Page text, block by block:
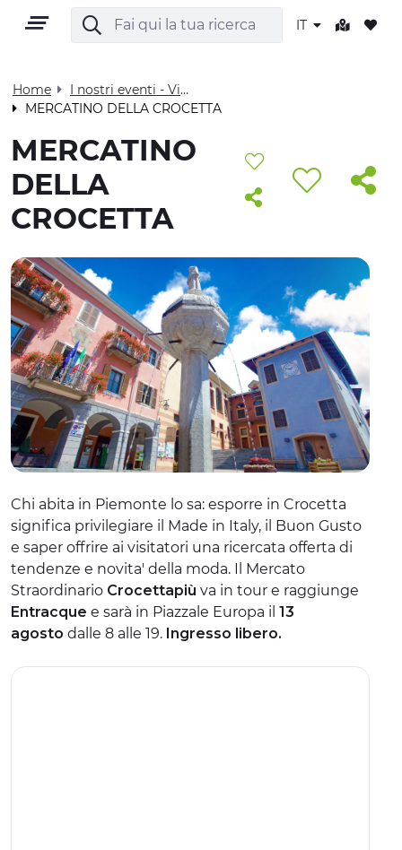
IT
TERRITORIO
OUTDOOR
CULTURA
NATURA E BENESSERE
ESPERIENZE
EVENTI
OFFERTE
ACCOGLIENZA
Home
I nostri eventi - Visit Cuneese
MERCATINO DELLA CROCETTA
MERCATINO
DELLA
CROCETTA
Chi abita in Piemonte lo sa: esporre in Crocetta
significa privilegiare il Made in Italy, il Buon Gusto
e saper offrire ai visitatori una ricercata offerta di
tendenze e novita' della moda. Il Mercato
Straordinario Crocettapiù va in tour e raggiunge
Entracque e sarà in Piazzale Europa il 13
agosto dalle 8 alle 19. Ingresso libero.